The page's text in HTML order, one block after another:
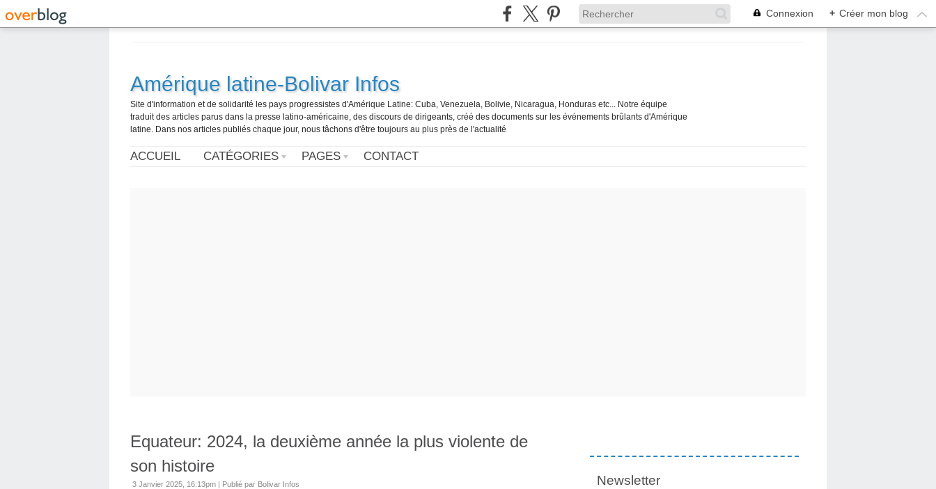
Connexion + Créer mon blog
Amérique latine-Bolivar Infos
Site d'information et de solidarité les pays progressistes d'Amérique Latine: Cuba, Venezuela, Bolivie, Nicaragua, Honduras etc... Notre équipe
traduit des articles parus dans la presse latino-américaine, des discours de dirigeants, créé des documents sur les événements brûlants d'Amérique
latine. Dans nos articles publiés chaque jour, nous tâchons d'être toujours au plus près de l'actualité
ACCUEIL CATÉGORIES PAGES CONTACT
Equateur: 2024, la deuxième année la plus violente de
son histoire
3 Janvier 2025, 16:13pm | Publié par Bolivar Infos Newsletter